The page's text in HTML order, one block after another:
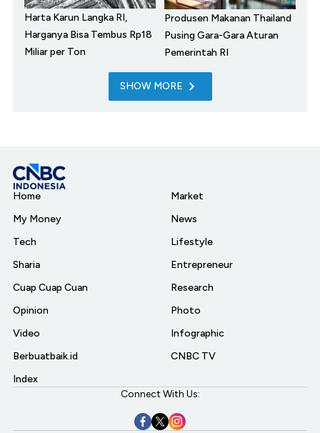
Harta Karun Langka RI,
Harganya Bisa Tembus Rp18
Miliar per Ton
Produsen Makanan Thailand
Pusing Gara-Gara Aturan
Pemerintah RI
SHOW MORE
Home
My Money
Tech
Sharia
Cuap Cuap Cuan
Opinion
Video
Berbuatbaik.id
Index
Market
News
Lifestyle
Entrepreneur
Research
Photo
Infographic
CNBC TV
Connect With Us: